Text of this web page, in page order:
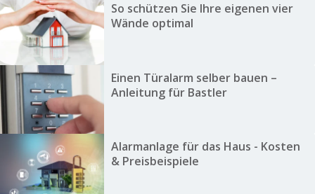
So schützen Sie Ihre eigenen vier
Wände optimal
Einen Türalarm selber bauen –
Anleitung für Bastler
Alarmanlage für das Haus - Kosten
& Preisbeispiele